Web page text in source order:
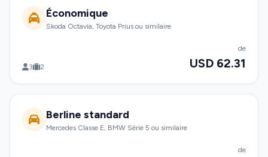
Économique
Skoda Octavia, Toyota Prius ou similaire
3 2
de
USD 62.31
Berline standard
Mercedes Classe E, BMW Série 5 ou similaire
de